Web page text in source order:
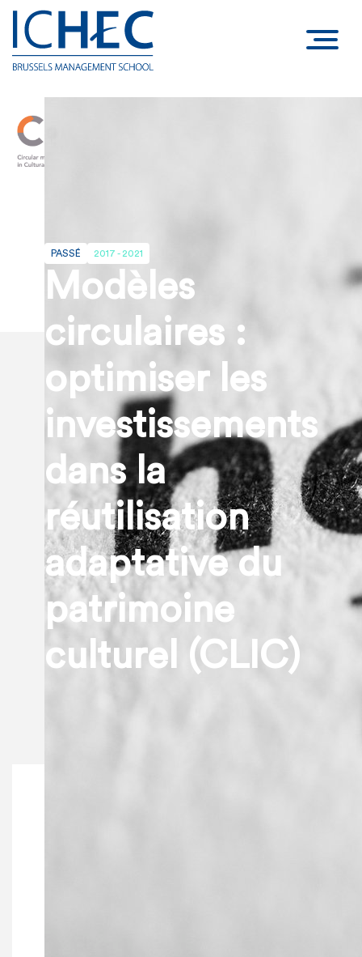
Modèles
circulaires :
optimiser les
investissements
dans la
réutilisation
adaptative du
patrimoine
culturel (CLIC)
PASSÉ 2017 - 2021